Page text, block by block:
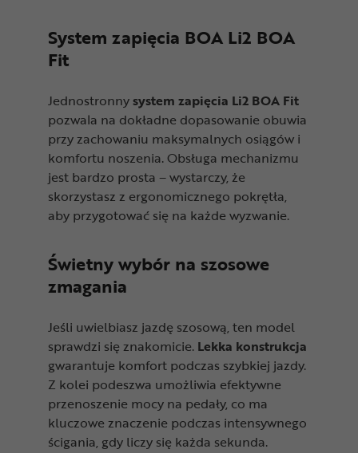
System zapięcia BOA Li2 BOA
Fit
Jednostronnysystem zapięcia Li2 BOA Fit
pozwala na dokładne dopasowanie obuwia
przy zachowaniu maksymalnych osiągów i
komfortu noszenia. Obsługa mechanizmu
jest bardzo prosta – wystarczy, że
skorzystasz z ergonomicznego pokrętła,
aby przygotować się na każde wyzwanie.
Świetny wybór na szosowe
zmagania
Jeśli uwielbiasz jazdę szosową, ten model
sprawdzi się znakomicie. Lekka konstrukcja
gwarantuje komfort podczas szybkiej jazdy.
Z kolei podeszwa umożliwia efektywne
przenoszenie mocy na pedały, co ma
kluczowe znaczenie podczas intensywnego
ścigania, gdy liczy się każda sekunda.